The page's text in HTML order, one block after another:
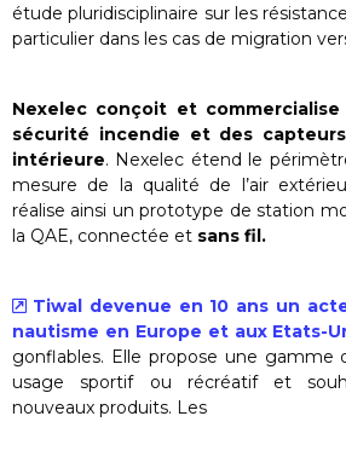
étude pluridisciplinaire sur les
particulier dans les cas de migration
Nexelec conçoit et
sécurité incendie et des
intérieure. Nexelec étend le
mesure de la qualité de l’air
réalise ainsi un prototype de station
la QAE, connectée et sans fil.
Tiwal devenue en 10 ans un
nautisme en Europe et aux Etats-
gonflables. Elle propose une gamme
usage sportif ou récréatif et
nouveaux produits. Les